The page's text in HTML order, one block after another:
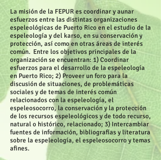
La misión de la FEPUR es coordinar y aunar
esfuerzos entre las distintas organizaciones
espeleológicas de Puerto Rico en el estudio de la
espeleología y del karso, en su conservación y
protección, así como en otras áreas de interés
común. Entre los objetivos principales de la
organización se encuentran: 1) Coordinar
esfuerzos para el desarrollo de la espeleología
en Puerto Rico; 2) Proveer un foro para la
discusión de situaciones, de problemáticas
sociales y de temas de interés común
relacionados con la espeleología, el
espeleosocorro, la conservación y la protección
de los recursos espeleológicos y de todo recurso,
natural o histórico, relacionado; 3) Intercambiar
fuentes de información, bibliografías y literatura
sobre la espeleología, el espeleosocorro y temas
afines.